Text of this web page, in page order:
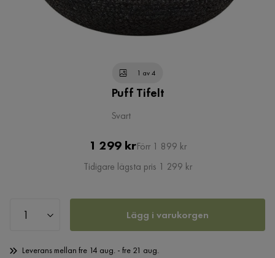
1 av 4
Puff Tifelt
Svart
Pris
1 299 krOriginal
Pris
Förr 1 899 kr
Tidigare lägsta pris 1 299 kr
Lägg i varukorgen
Leverans mellan fre 14 aug. - fre 21 aug.